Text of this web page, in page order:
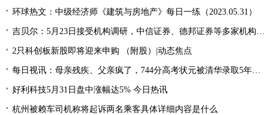
环球热文：中级经济师《建筑与房地产》每日一练（2023.05.31）
吉贝尔：5月23日接受机构调研，中信证券、德邦证券等多家机构参与 今日热讯
2只科创板新股即将迎来申购 （附股）|动态焦点
每日视讯：母亲残疾、父亲疯了，744分高考状元被清华录取5年后，如今怎么样
好利科技5月31日盘中涨幅达5% 今日热讯
杭州被赖车司机称将起诉两名乘客具体详细内容是什么